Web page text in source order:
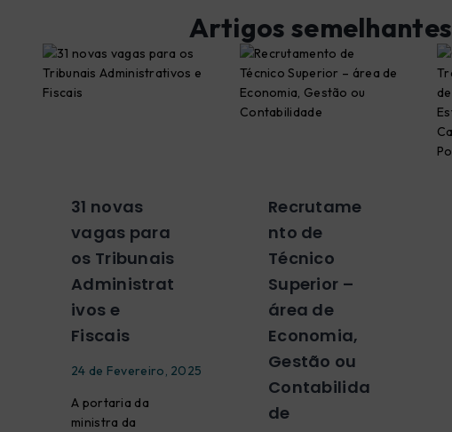
Artigos semelhantes
31 novas
vagas para
os Tribunais
Administrat
ivos e
Fiscais
24 de Fevereiro, 2025
A portaria da
ministra da
Recrutame
nto de
Técnico
Superior –
área de
Economia,
Gestão ou
Contabilida
de